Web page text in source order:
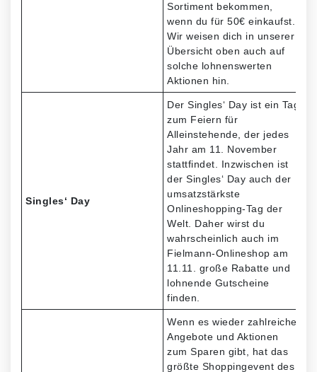
Sortiment bekommen,
wenn du für 50€ einkaufst.
Wir weisen dich in unserer
Übersicht oben auch auf
solche lohnenswerten
Aktionen hin.
Singles‘ Day
Der Singles‘ Day ist ein Tag
zum Feiern für
Alleinstehende, der jedes
Jahr am 11. November
stattfindet. Inzwischen ist
der Singles‘ Day auch der
umsatzstärkste
Onlineshopping-Tag der
Welt. Daher wirst du
wahrscheinlich auch im
Fielmann-Onlineshop am
11.11. große Rabatte und
lohnende Gutscheine
finden.
Wenn es wieder zahlreiche
Angebote und Aktionen
zum Sparen gibt, hat das
größte Shoppingevent des